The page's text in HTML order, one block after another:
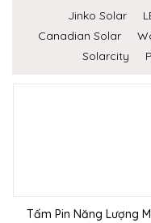
Jinko Solar
Canadian Solar
Solarcity
Tấm Pin Năng Lượng